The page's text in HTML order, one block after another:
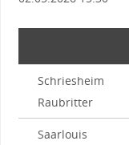
Schriesheim
Raubritter
Saarlouis